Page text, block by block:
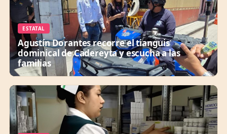
ESTATAL
Agustín Dorantes recorre el tianguis
dominical de Cadereyta y escucha a las
familias